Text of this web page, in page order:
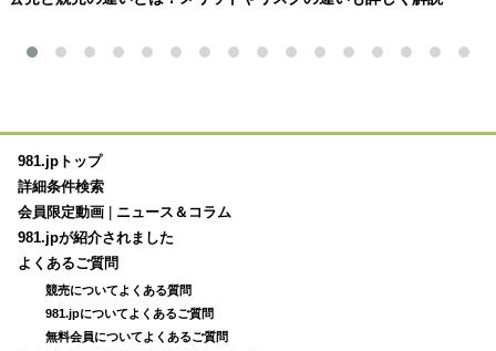
981.jpトップ
詳細条件検索
会員限定動画
ニュース＆コラム
981.jpが紹介されました
よくあるご質問
競売についてよくある質問
981.jpについてよくあるご質問
無料会員についてよくあるご質問